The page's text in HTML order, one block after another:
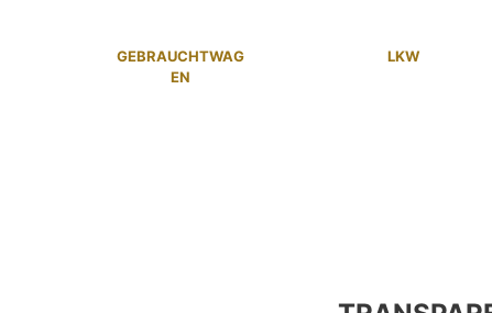
GEBRAUCHTWAG
EN
LKW